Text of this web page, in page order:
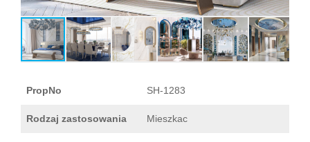
PropNo SH-1283
Rodzaj zastosowania Mieszkac